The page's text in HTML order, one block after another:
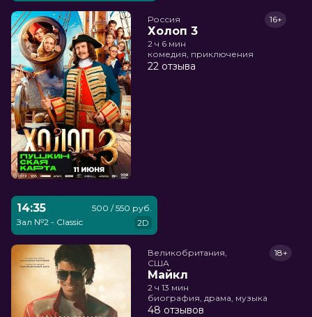
Россия
Холоп 3
16+
2 ч 6 мин
комедия, приключения
22 отзыва
14:35
Зал №2 - Classic
500 / 550 руб.
2D
Великобритания,
США
Майкл
18+
2 ч 13 мин
биография, драма, музыка
48 отзывов